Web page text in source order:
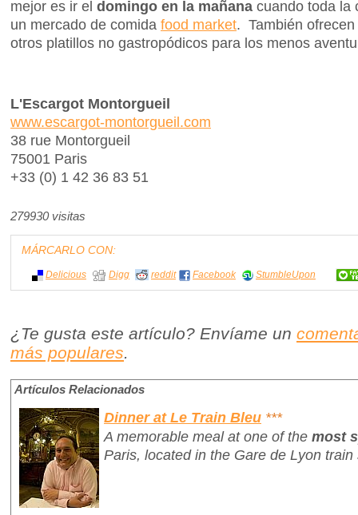
mejor es ir el domingo en la mañana cuando toda la
un mercado de comida food market. También
otros platillos no gastropódicos para los menos
L'Escargot Montorgueil
www.escargot-montorgueil.com
38 rue Montorgueil
75001 Paris
+33 (0) 1 42 36 83 51
279930 visitas
MÁRCARLO CON:
Delicious Digg reddit Facebook StumbleUpon
¿Te gusta este artículo? Envíame un
más populares.
Artículos Relacionados
Dinner at Le Train Bleu ***
A memorable meal at one of the most
Paris, located in the Gare de Lyon train